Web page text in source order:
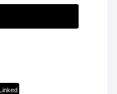
Linked